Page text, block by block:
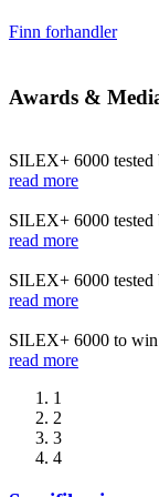
Finn forhandler
Awards &
SILEX+ 6000 tested
read more
SILEX+ 6000 tested
read more
SILEX+ 6000 tested
read more
SILEX+ 6000 to
read more
1
2
3
4